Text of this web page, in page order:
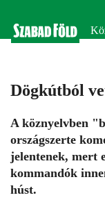
Dögkútból
A köznyelvben
országszerte
jelentenek, mert
kommandók
húst.